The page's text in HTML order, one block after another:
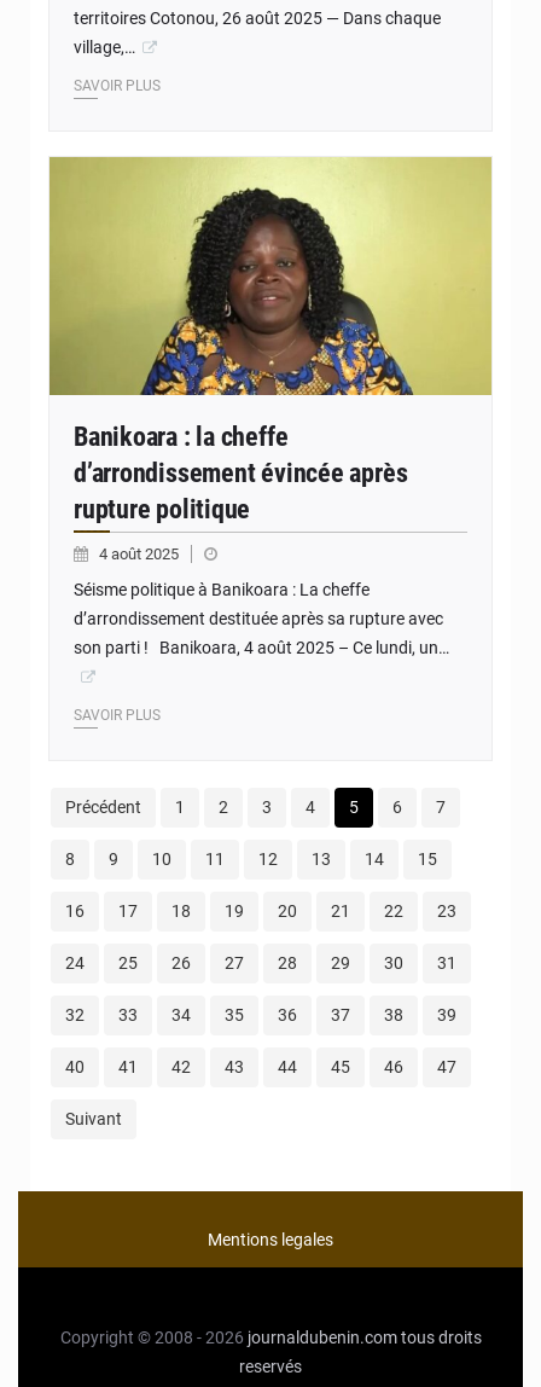
territoires Cotonou, 26 août 2025 — Dans chaque
village,…
SAVOIR PLUS
Banikoara : la cheffe
d’arrondissement évincée après
rupture politique
4 août 2025
Séisme politique à Banikoara : La cheffe
d’arrondissement destituée après sa rupture avec
son parti ! Banikoara, 4 août 2025 – Ce lundi, un…
SAVOIR PLUS
Précédent 1 2 3 4 5 6 7
8 9 10 11 12 13 14 15
16 17 18 19 20 21 22 23
24 25 26 27 28 29 30 31
32 33 34 35 36 37 38 39
40 41 42 43 44 45 46 47
Suivant
Mentions legales
Copyright © 2008 - 2026 journaldubenin.com tous droits
reservés